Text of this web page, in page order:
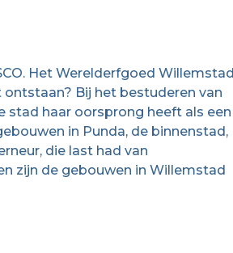
Het Werelderfgoed Willemstad
Bij het bestuderen van
stad haar oorsprong heeft als een
in Punda, de binnenstad,
die last had van
zijn de gebouwen in Willemstad